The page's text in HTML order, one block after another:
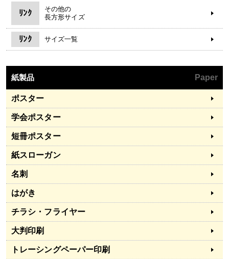
ﾘﾝｸ
その他の
長方形サイズ
ﾘﾝｸ サイズ一覧
紙製品 Paper
ポスター
学会ポスター
短冊ポスター
紙スローガン
名刺
はがき
チラシ・フライヤー
大判印刷
トレーシングペーパー印刷